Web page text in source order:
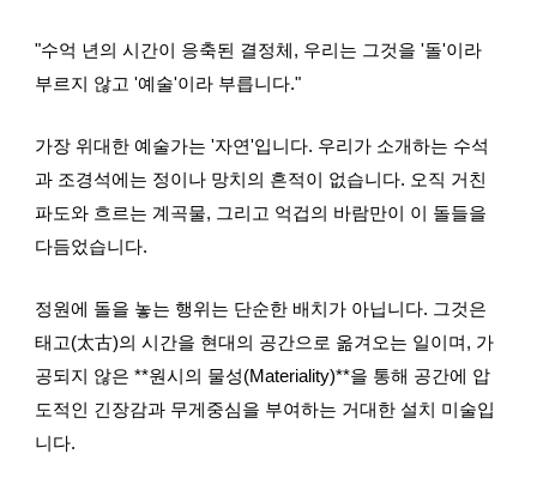
"수억 년의 시간이 응축된 결정체, 우리는 그것을 '돌'이라
부르지 않고 '예술'이라 부릅니다."
가장 위대한 예술가는 '자연'입니다. 우리가 소개하는 수석
과 조경석에는 정이나 망치의 흔적이 없습니다. 오직 거친
파도와 흐르는 계곡물, 그리고 억겁의 바람만이 이 돌들을
다듬었습니다.
정원에 돌을 놓는 행위는 단순한 배치가 아닙니다. 그것은
태고(太古)의 시간을 현대의 공간으로 옮겨오는 일이며, 가
공되지 않은 **원시의 물성(Materiality)**을 통해 공간에 압
도적인 긴장감과 무게중심을 부여하는 거대한 설치 미술입
니다.